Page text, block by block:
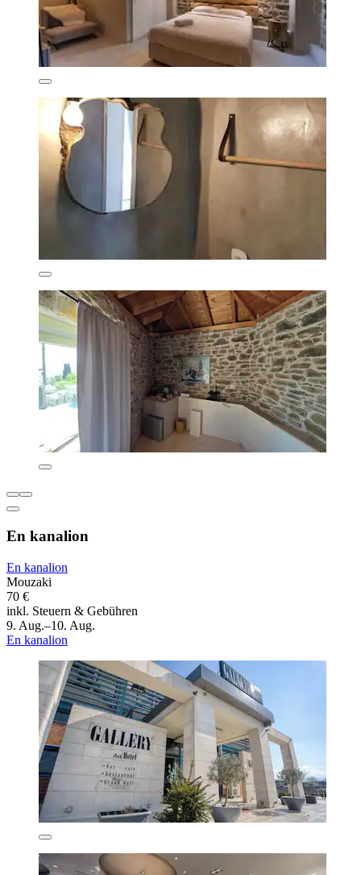
En kanalion
En kanalion
Mouzaki
70 €
inkl. Steuern & Gebühren
9. Aug.–10. Aug.
En kanalion